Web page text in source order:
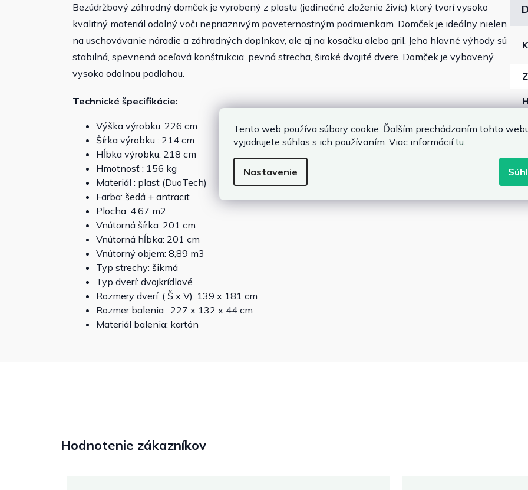
Tento web používa súbory cookie. Ďalším prechádzaním tohto
vyjadrujete súhlas s ich používaním. Viac informáciítu.
Nastavenie
Bezúdržbový záhradný domček je vyrobený z plastu (jedinečné zloženie živíc) ktorý tvorí vysoko
kvalitný materiál odolný voči nepriaznivým poveternostným podmienkam. Domček je ideálny nielen
na uschovávanie náradie a záhradných doplnkov, ale aj na kosačku alebo gril. Jeho hlavné výhody sú
stabilná, spevnená oceľová konštrukcia, pevná strecha, široké dvojité dvere. Domček je vybavený
vysoko odolnou podlahou.
Technické špecifikácie:
Výška výrobku: 226 cm
Šírka výrobku : 214 cm
Hĺbka výrobku: 218 cm
Hmotnosť : 156 kg
Materiál : plast (DuoTech)
Farba: šedá + antracit
Plocha: 4,67 m2
Vnútorná šírka: 201 cm
Vnútorná hĺbka: 201 cm
Vnútorný objem: 8,89 m3
Typ strechy: šikmá
Typ dverí: dvojkrídlové
Rozmery dverí: ( Š x V): 139 x 181 cm
Rozmer balenia : 227 x 132 x 44 cm
Materiál balenia: kartón
Hodnotenie zákazníkov